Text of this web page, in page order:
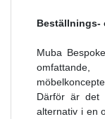
Beställnings-
Muba
Därför är det
alternativ i en